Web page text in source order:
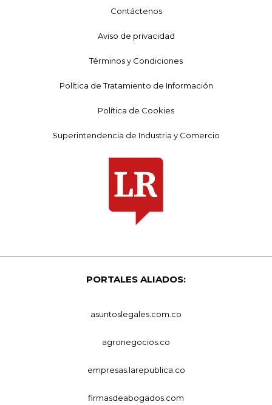
Contáctenos
Aviso de privacidad
Términos y Condiciones
Política de Tratamiento de Información
Política de Cookies
Superintendencia de Industria y Comercio
PORTALES ALIADOS:
asuntoslegales.com.co
agronegocios.co
empresas.larepublica.co
firmasdeabogados.com